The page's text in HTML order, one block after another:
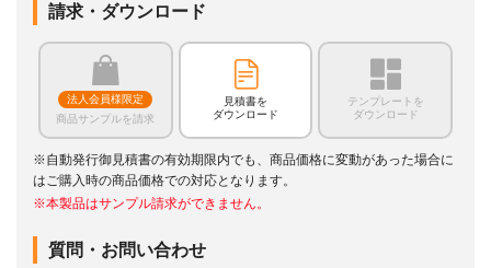
請求・ダウンロード
法人会員様限定
商品サンプルを請求
見積書を
ダウンロード
テンプレートを
ダウンロード
※自動発行御見積書の有効期限内でも、商品価格に変動があった場合に
はご購入時の商品価格での対応となります。
※本製品はサンプル請求ができません。
質問・お問い合わせ